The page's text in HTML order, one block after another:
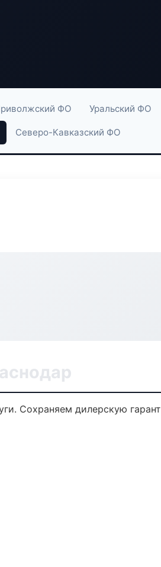
ФО Уральский ФО
Северо-Кавказский ФО
Сохраняем дилерскую